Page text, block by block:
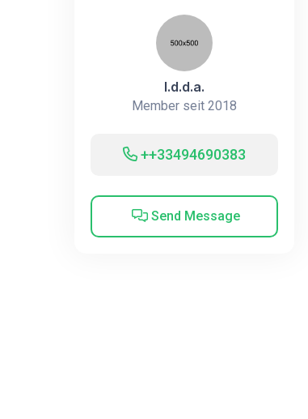
I.d.d.a.
Member seit 2018
++33494690383
Send Message